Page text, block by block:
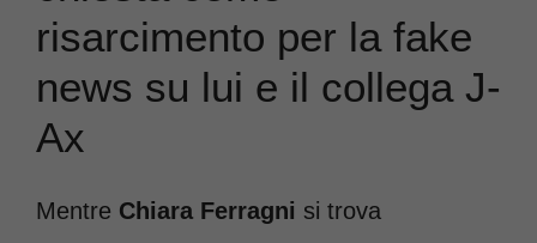
risarcimento per la fake
news su lui e il collega J-
Ax
Mentre Chiara Ferragni si trova